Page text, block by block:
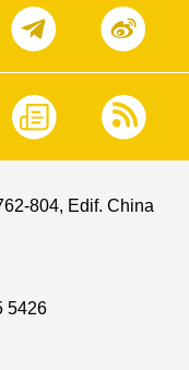
804, Edif. China
5426